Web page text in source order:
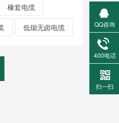
橡套电缆
低烟无卤电缆 QQ咨询
400电话
扫一扫